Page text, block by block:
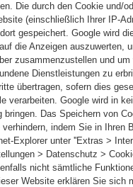
Die durch den Cookie und/
(einschließlich Ihrer IP-
gespeichert. Google wird
die Anzeigen auszuwerten,
zusammenzustellen und
Dienstleistungen zu
übertragen, sofern dies
verarbeiten. Google wird in
bringen. Das Speichern von
indem Sie in Ihren
Explorer unter ''Extras >
> Datenschutz >
nicht sämtliche
Website erklären Sie sich